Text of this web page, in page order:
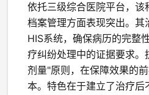
依托三级综合医院平台，该
档案管理方面表现突出。其
HIS系统，确保病历的完整
疗纠纷处理中的证据要求
剂量"原则，在保障效果的
本。特色在于建立了治疗后